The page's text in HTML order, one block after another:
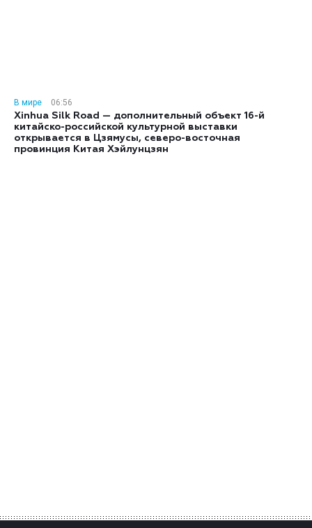
В мире
06:56
Xinhua Silk Road — дополнительный объект 16-й
китайско-российской культурной выставки
открывается в Цзямусы, северо-восточная
провинция Китая Хэйлунцзян